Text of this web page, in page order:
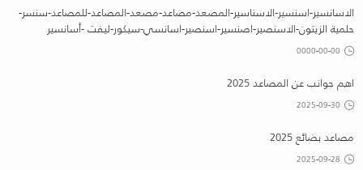
الاسانسير-اسنسير-الاسناسير-المصعد-مصاعد-مصعد-المصاعد-للمصاعد-سنسر-
حلمية الزيتون-الاسنصير-اصنسير-اسنصير-اسانسي-سيكور-ليفت -أسانسير
0000-00-00
اهم جوانب عن المصاعد 2025
2025-09-30
مصاعد بضائع 2025
2025-09-28